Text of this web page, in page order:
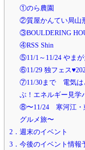
①のら農園
②質屋かんてい局山
③BOULDERING
④RSS Shin
⑤11/1～11/24 やま
⑥11/29 独フェス
⑦11/30まで 電気は
ぶ！エネルギー見学
⑧〜11/24 寒河江・
グルメ旅〜
2．週末のイベント
3．今後のイベント情報